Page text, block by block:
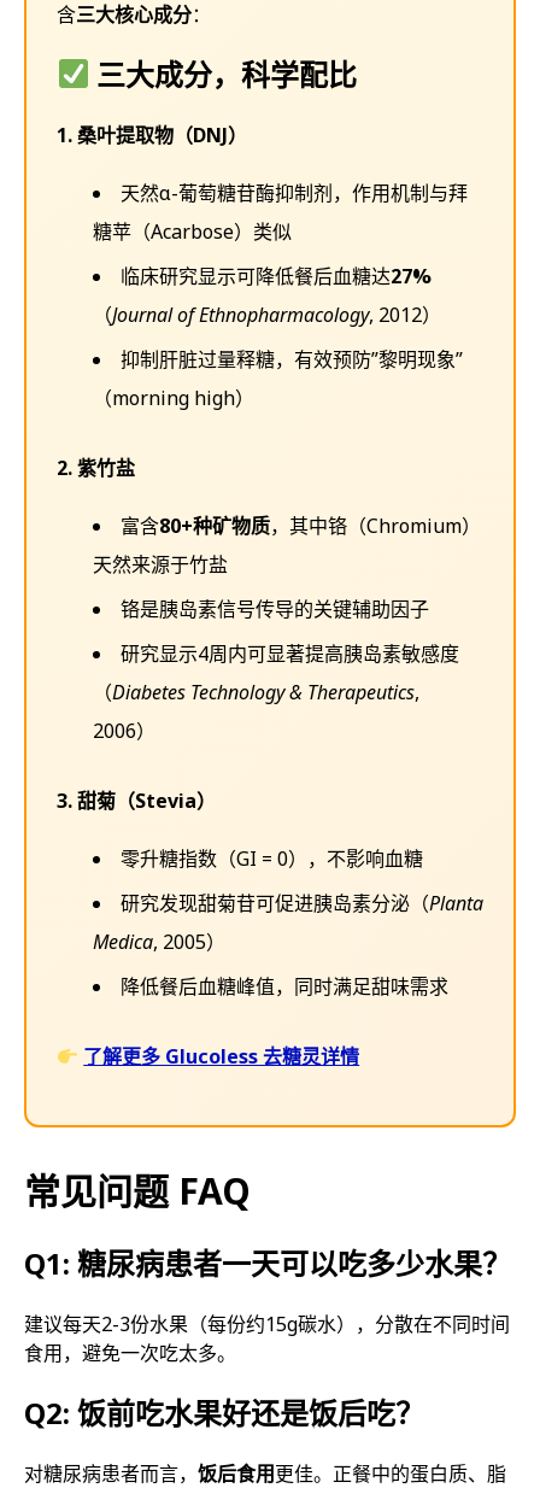
含三大核心成分：
三大成分，科学配比
1. 桑叶提取物（DNJ）
天然α-葡萄糖苷酶抑制剂，作用机制与拜
糖苹（Acarbose）类似
临床研究显示可降低餐后血糖达27%
（Journal of Ethnopharmacology, 2012）
抑制肝脏过量释糖，有效预防”黎明现象”
（morning high）
2. 紫竹盐
富含80+种矿物质，其中铬（Chromium）
天然来源于竹盐
铬是胰岛素信号传导的关键辅助因子
研究显示4周内可显著提高胰岛素敏感度
（Diabetes Technology & Therapeutics,
2006）
3. 甜菊（Stevia）
零升糖指数（GI = 0），不影响血糖
研究发现甜菊苷可促进胰岛素分泌（Planta
Medica, 2005）
降低餐后血糖峰值，同时满足甜味需求
了解更多 Glucoless 去糖灵详情
常见问题 FAQ
Q1: 糖尿病患者一天可以吃多少水果？
建议每天2-3份水果（每份约15g碳水），分散在不同时间
食用，避免一次吃太多。
Q2: 饭前吃水果好还是饭后吃？
对糖尿病患者而言， 饭后食用更佳。正餐中的蛋白质、脂